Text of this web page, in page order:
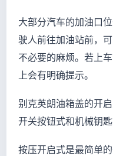
大部分汽车的加油口
驶人前往加油站前，
不必要的麻烦。若上
上会有明确提示。
别克英朗油箱盖的开
开关按钮式和机械钥匙
按压开启式是最简单